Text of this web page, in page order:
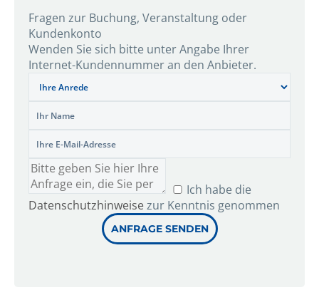
Fragen zur Buchung, Veranstaltung oder
Kundenkonto
Wenden Sie sich bitte unter Angabe Ihrer
Internet-Kundennummer an den Anbieter.
Ich habe die
Datenschutzhinweisezur Kenntnis genommen